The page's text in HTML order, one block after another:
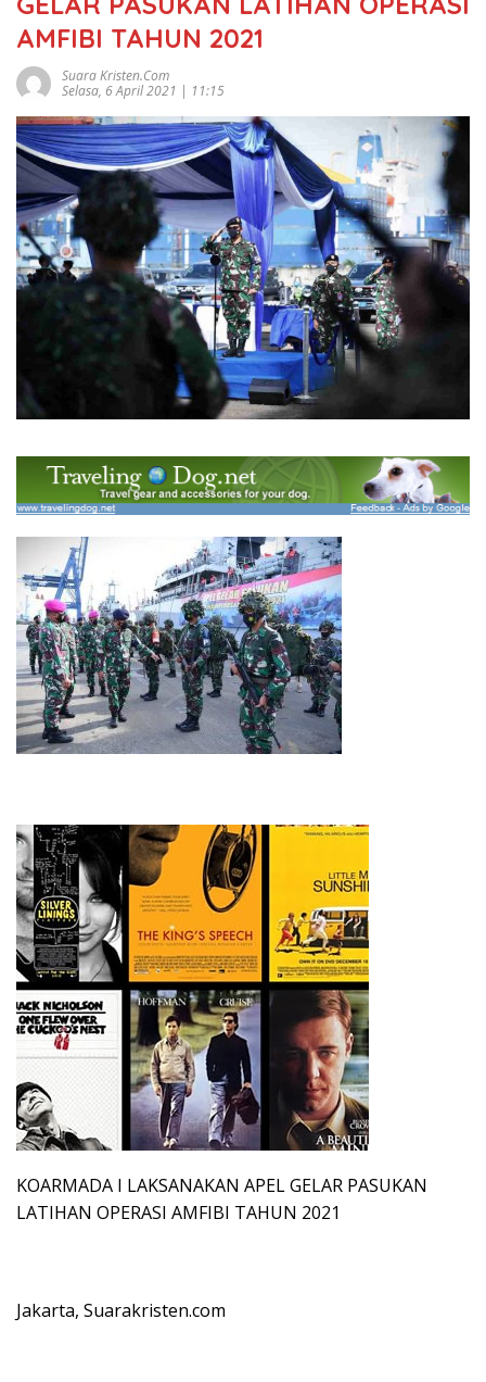
AMFIBI TAHUN 2021
Suara Kristen.com
Selasa, 6 April 2021 | 11:15
KOARMADA I LAKSANAKAN APEL GELAR PASUKAN
LATIHAN OPERASI AMFIBI TAHUN 2021
Jakarta, Suarakristen.com